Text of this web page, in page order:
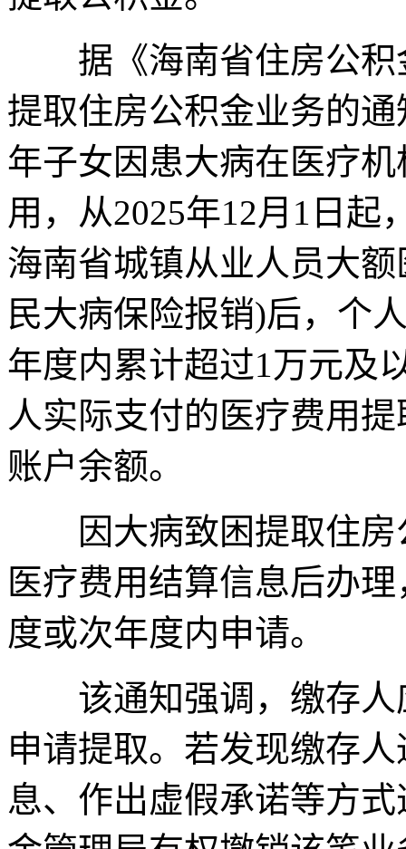
据《海南省住房公积
提取住房公积金业务的
年子女因患大病在医疗
用，从2025年12月1日起
海南省城镇从业人员大
民大病保险报销)后，个
年度内累计超过1万元及
人实际支付的医疗费用
账户余额。
因大病致困提取住房
医疗费用结算信息后办
度或次年度内申请。
该通知强调，缴存人
申请提取。若发现缴存
息、作出虚假承诺等方